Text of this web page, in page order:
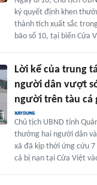
ký quyết định khen
thành tích xuất sắc
bão số 10, tại biển Cửa
Lời kể của trung
người dân vượt
người trên tàu cá
Chủ tịch UBND tỉnh
thưởng hai người dân
xã đã kịp thời ứng cứu
cá bị nạn tại Cửa Việt